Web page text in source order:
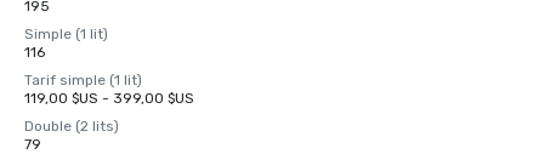
195
Simple (1 lit)
116
Tarif simple (1 lit)
119,00 $US - 399,00 $US
Double (2 lits)
79